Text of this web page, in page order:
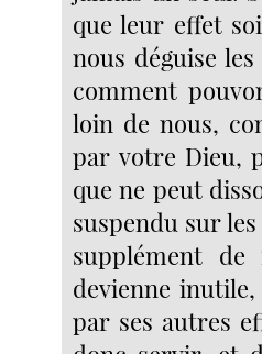
que leur effet
nous déguise
comment
loin de nous,
par votre Dieu,
que ne peut
suspendu sur
supplément de
devienne
par ses autres